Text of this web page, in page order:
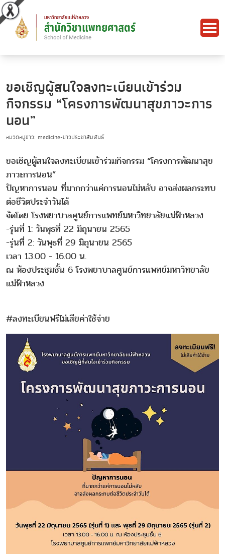
ขอเชิญผู้สนใจลงทะเบียนเข้าร่วม
กิจกรรม “โครงการพัฒนาสุขภาวะการ
นอน”
หมวดหมู่ข่าว: medicine-ข่าวประชาสัมพันธ์
ขอเชิญผู้สนใจลงทะเบียนเข้าร่วมกิจกรรม “โครงการพัฒนาสุข
ภาวะการนอน”
ปัญหาการนอน ที่มากกว่าแค่การนอนไม่หลับ อาจส่งผลกระทบ
ต่อชีวิตประจำวันได้
จัดโดย โรงพยาบาลศูนย์การแพทย์มหาวิทยาลัยแม่ฟ้าหลวง
-รุ่นที่ 1: วันพุธที่ 22 มิถุนายน 2565
-รุ่นที่ 2: วันพุธที่ 29 มิถุนายน 2565
เวลา 13.00 - 16.00 น.
ณ ห้องประชุมชั้น 6 โรงพยาบาลศูนย์การแพทย์มหาวิทยาลัย
แม่ฟ้าหลวง
#ลงทะเบียนฟรีไม่เสียค่าใช้จ่าย